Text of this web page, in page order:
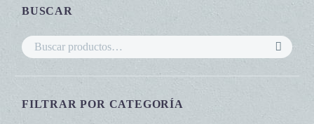
BUSCAR
FILTRAR POR CATEGORÍA